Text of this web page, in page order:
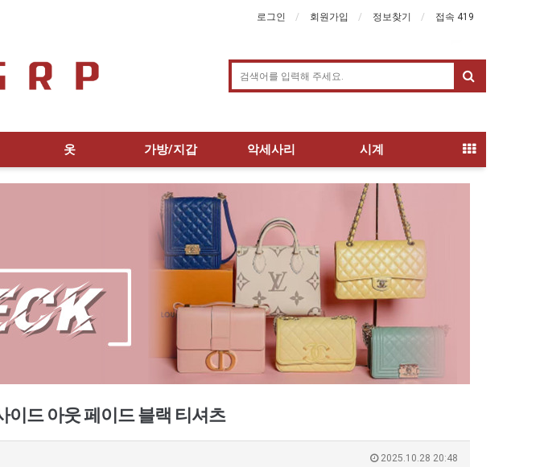
로그인 회원가입 정보찾기 접속 419
옷 가방/지갑 악세사리 시계
드 아웃 페이드 블랙 티셔츠
2025.10.28 20:48